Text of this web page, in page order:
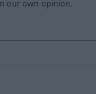
our own opinion.